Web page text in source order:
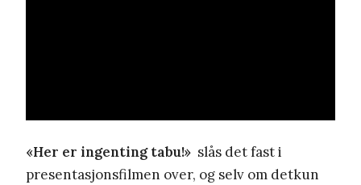
«Her er ingenting tabu!» slås det fast i
presentasjonsfilmen over, og selv om detkun